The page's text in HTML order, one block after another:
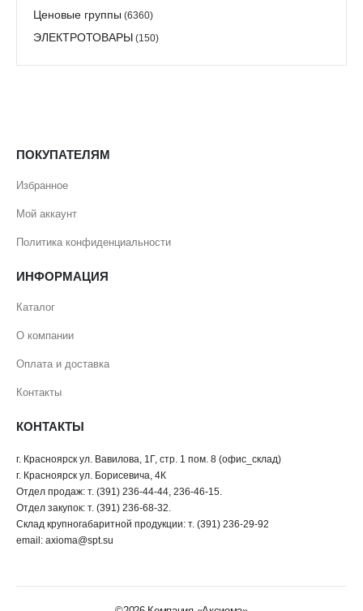
Ценовые группы (6360)
ЭЛЕКТРОТОВАРЫ (150)
ПОКУПАТЕЛЯМ
Избранное
Мой аккаунт
Политика конфиденциальности
ИНФОРМАЦИЯ
Каталог
О компании
Оплата и доставка
Контакты
КОНТАКТЫ
г. Красноярск ул. Вавилова, 1Г, стр. 1 пом. 8 (офис_склад)
г. Красноярск ул. Борисевича, 4К
Отдел продаж: т. (391) 236-44-44, 236-46-15.
Отдел закупок: т. (391) 236-68-32.
Склад крупногабаритной продукции: т. (391) 236-29-92
email: axioma@spt.su